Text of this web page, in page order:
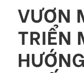
VƯƠN
TRIỂN